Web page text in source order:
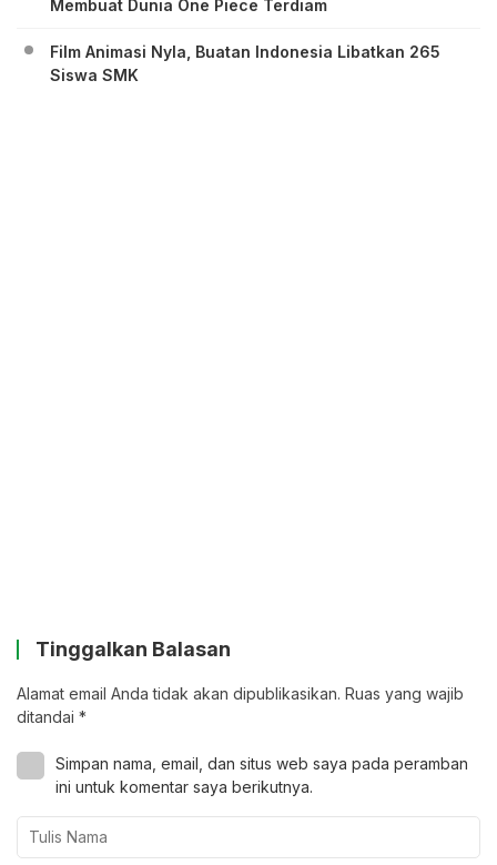
Membuat Dunia One Piece Terdiam
Film Animasi Nyla, Buatan Indonesia Libatkan 265
Siswa SMK
Tinggalkan Balasan
Alamat email Anda tidak akan dipublikasikan. Ruas yang wajib
ditandai *
Simpan nama, email, dan situs web saya pada peramban
ini untuk komentar saya berikutnya.